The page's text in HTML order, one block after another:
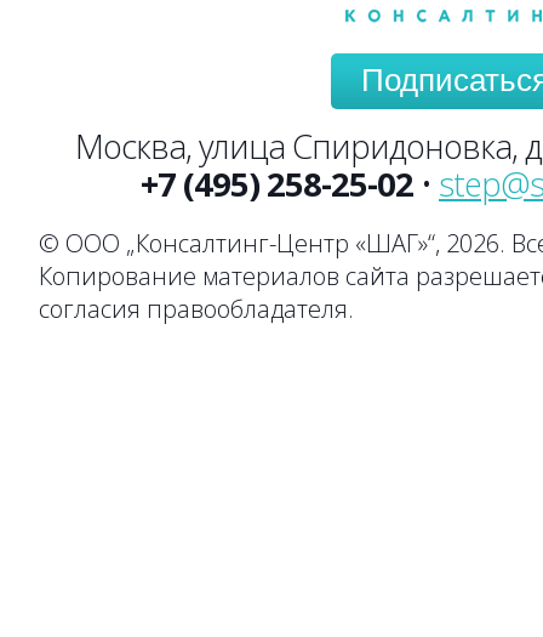
Москва, улица Спиридоновка,
+7 (495) 258-25-02 •
© ООО „Консалтинг-Центр «ШАГ»“, 2026.
Копирование материалов сайта
согласия правообладателя.